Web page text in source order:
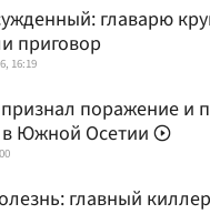
главарю
приговор
16:19
поражение и
Южной Осетии
главный